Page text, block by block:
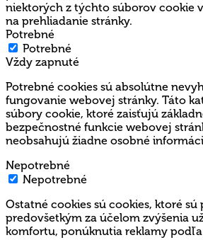
niektorých z týchto súborov cookie
na prehliadanie stránky.
Potrebné
Potrebné
Vždy zapnuté
Potrebné cookies sú absolútne
fungovanie webovej stránky. Táto
súbory cookie, ktoré zaisťujú
bezpečnostné funkcie webovej
neobsahujú žiadne osobné
Nepotrebné
Nepotrebné
Ostatné cookies sú cookies, ktoré sú
predovšetkým za účelom zvýšenia
komfortu, ponúknutia reklamy